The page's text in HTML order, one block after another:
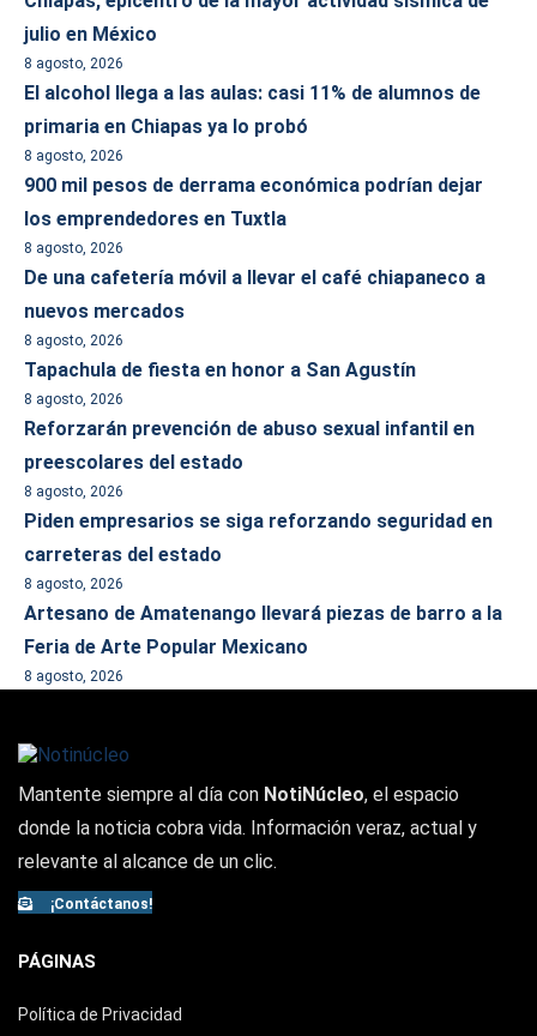
julio en México
8 agosto, 2026
El alcohol llega a las aulas: casi 11% de alumnos de
primaria en Chiapas ya lo probó
8 agosto, 2026
900 mil pesos de derrama económica podrían dejar
los emprendedores en Tuxtla
8 agosto, 2026
De una cafetería móvil a llevar el café chiapaneco a
nuevos mercados
8 agosto, 2026
Tapachula de fiesta en honor a San Agustín
8 agosto, 2026
Reforzarán prevención de abuso sexual infantil en
preescolares del estado
8 agosto, 2026
Piden empresarios se siga reforzando seguridad en
carreteras del estado
8 agosto, 2026
Artesano de Amatenango llevará piezas de barro a la
Feria de Arte Popular Mexicano
8 agosto, 2026
Mantente siempre al día con NotiNúcleo, el espacio
donde la noticia cobra vida. Información veraz, actual y
relevante al alcance de un clic.
¡Contáctanos!
PÁGINAS
Política de Privacidad